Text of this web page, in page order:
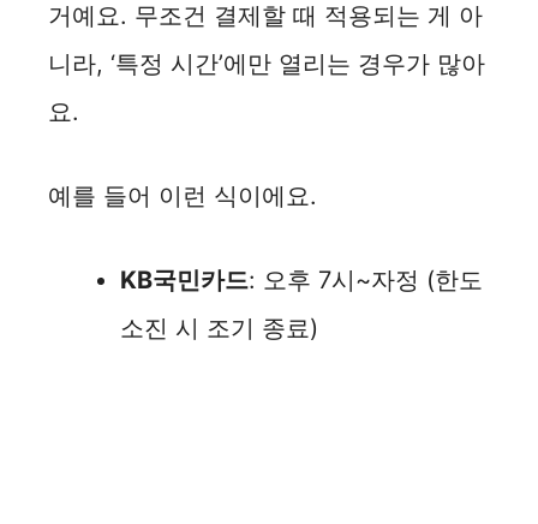
거예요. 무조건 결제할 때 적용되는 게 아
니라, ‘특정 시간’에만 열리는 경우가 많아
요.
예를 들어 이런 식이에요.
KB국민카드: 오후 7시~자정 (한도
소진 시 조기 종료)